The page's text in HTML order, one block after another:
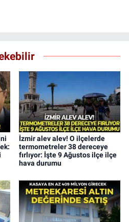
İzmir alev alev! O ilçelerde
termometreler 38 dereceye
fırlıyor: İşte 9 Ağustos ilçe ilçe
hava durumu